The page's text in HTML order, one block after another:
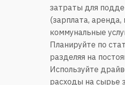
затраты для
(зарплата, аренда,
коммунальные
Планируйте по
разделяя на
Используйте
расходы на сырье